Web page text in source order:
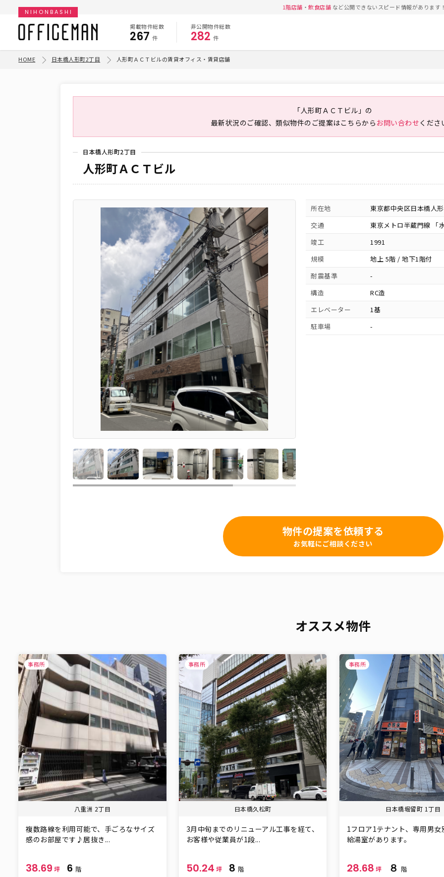
1階店舗 ・飲食店舗 など公開できないスピード情報がありま
NIHONBASHI
掲載物件総数
267 件
非公開物件総数
282 件
HOME 日本橋人形町2丁目 人形町ＡＣＴビルの賃貸オフィス・賃貸店舗
「人形町ＡＣＴビル」の
最新状況のご確認、類似物件のご提案はこちらから お問い合わせ くださ
日本橋人形町2丁目
人形町ＡＣＴビル
所在地
東京都中央区日本橋人
交通
東京メトロ半蔵門線 「
竣工
1991
規模
地上 5階 / 地下1階付
耐震基準
-
構造
RC造
エレベーター
1基
駐車場
-
物件の提案を依頼する
お気軽にご相談ください
オススメ物件
事務所
八重洲 2丁目
複数路線を利用可能で、手ごろなサイズ
感のお部屋です♪居抜き...
38.69 坪 6 階
事務所
日本橋久松町
3月中旬までのリニューアル工事を経て、
お客様や従業員が1段...
50.24 坪 8 階
事務所
日本橋堀留町 1丁目
1フロア1テナント、専用男女
給湯室があります。
28.68 坪 ８ 階